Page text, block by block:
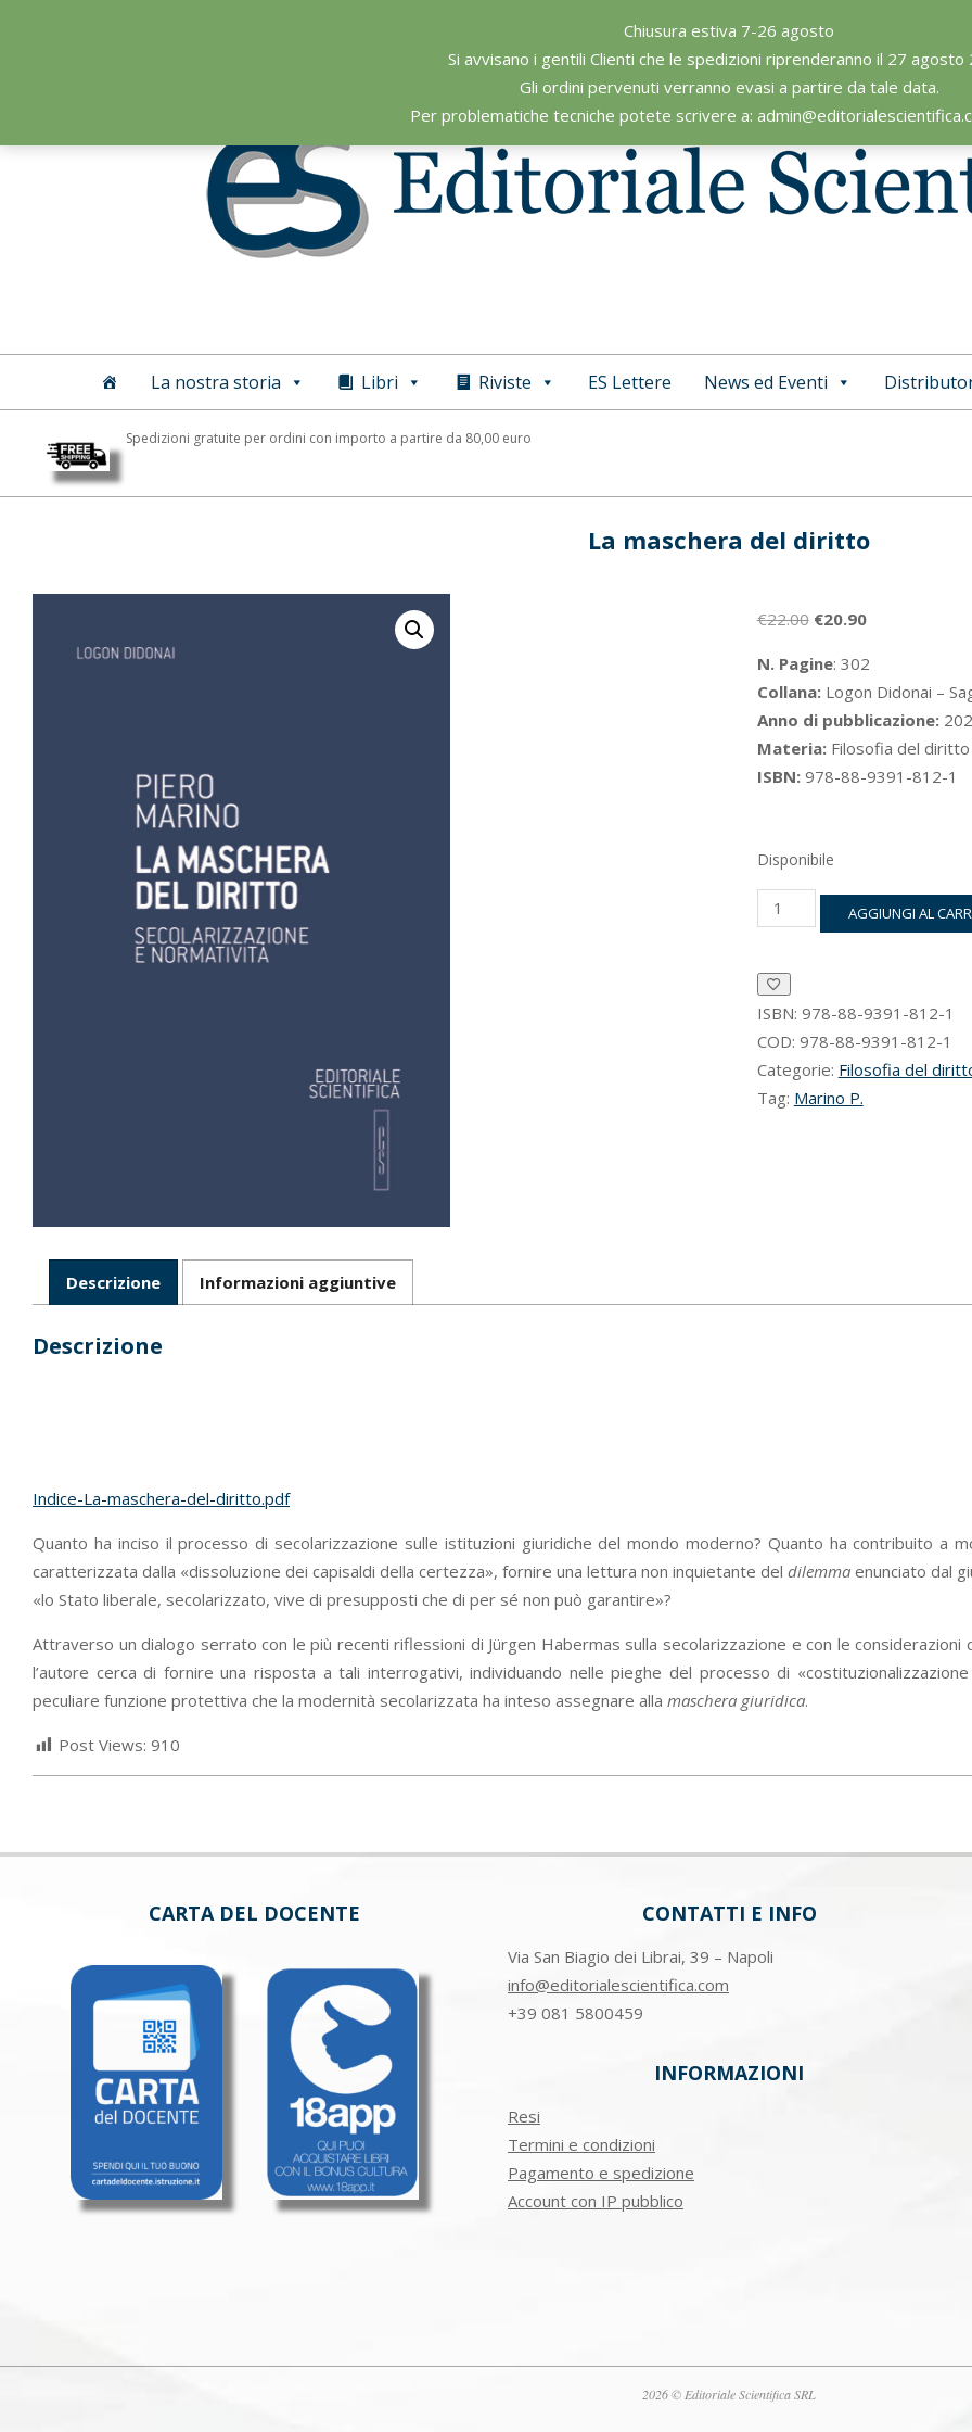
Chiusura estiva 7-26 agosto
Si avvisano i gentili Clienti che le spedizioni riprenderanno il 27 agosto
Gli ordini pervenuti verranno evasi a partire da tale data.
Per problematiche tecniche potete scrivere a:
Editoriale
Scientifica
Primary
La nostra storia Libri Riviste ES Lettere News ed Eventi
Spedizioni gratuite per ordini con importo a partire da 80,00 euro
La maschera del diritto
€22.00 Il
originale
era:
€22.00.
€20.90Il
attuale
è:
€20.90.
N. Pagine: 302
Collana:Logon Didonai –
Anno di pubblicazione:
Materia:Filosofia del diritto
ISBN:978-88-9391-812-1
Disponibile
maschera
quantità
AGGIUNGI AL
ISBN: 978-88-9391-812-1
COD: 978-88-9391-812-1
Categorie: Filosofia del
Tag: Marino P.
Descrizione Informazioni aggiuntive
Descrizione
Indice-La-maschera-del-diritto.pdf
Quanto ha inciso il processo di secolarizzazione sulle istituzioni giuridiche del mondo moderno? Quanto ha contribuito a
caratterizzata dalla «dissoluzione dei capisaldi della certezza», fornire una lettura non inquietante del dilemma enunciato dal
«lo Stato liberale, secolarizzato, vive di presupposti che di per sé non può garantire»?
Attraverso un dialogo serrato con le più recenti riflessioni di Jürgen Habermas sulla secolarizzazione e con le
l’autore cerca di fornire una risposta a tali interrogativi, individuando nelle pieghe del processo di
peculiare funzione protettiva che la modernità secolarizzata ha inteso assegnare alla maschera giuridica.
Post Views: 910
CARTA DEL DOCENTE CONTATTI E INFO
Via San Biagio dei Librai, 39 – Napoli
info@editorialescientifica.com
+39 081 5800459
INFORMAZIONI
Resi
Termini e condizioni
Pagamento e spedizione
Account con IP pubblico
2026 © Editoriale Scientifica SRL